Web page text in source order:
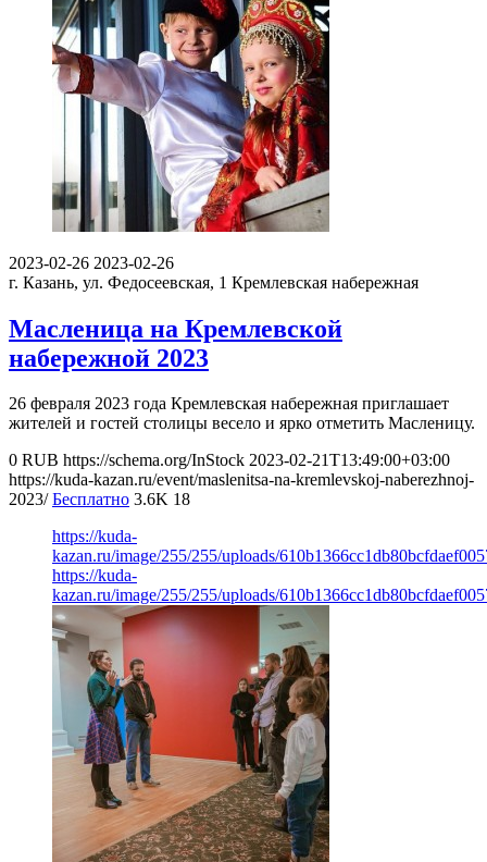
2023-02-26 2023-02-26
г. Казань, ул. Федосеевская, 1 Кремлевская набережная
Масленица на Кремлевской
набережной 2023
26 февраля 2023 года Кремлевская набережная приглашает
жителей и гостей столицы весело и ярко отметить Масленицу.
0 RUB https://schema.org/InStock 2023-02-21T13:49:00+03:00
https://kuda-kazan.ru/event/maslenitsa-na-kremlevskoj-naberezhnoj-
2023/ Бесплатно 3.6K 18
https://kuda-
kazan.ru/image/255/255/uploads/
https://kuda-
kazan.ru/image/255/255/uploads/